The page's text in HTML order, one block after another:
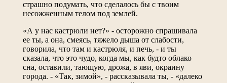
страшно подумать, что сделалось бы с твоим
несожженным телом под землей.
«А у нас кастрюли нет?» - осторожно спрашивала
ее ты, а она, смеясь, тяжело дыша от слабости,
говорила, что там и кастрюля, и печь, - и ты
сказала, что это чудо, когда мы, как будто облако
сна, оставили, тающую, дрожа, в яви, окраину
города. - «Так, зимой», - рассказывала ты, - «далеко